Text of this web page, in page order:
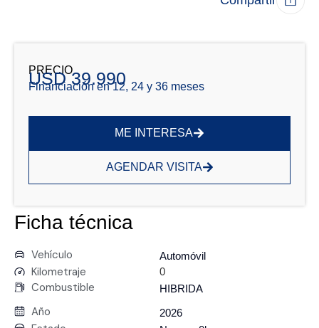
PRECIO
USD 39.990
Financiación en 12, 24 y 36 meses
ME INTERESA
AGENDAR VISITA
Ficha técnica
Vehículo Automóvil
Kilometraje 0
Combustible HIBRIDA
Año 2026